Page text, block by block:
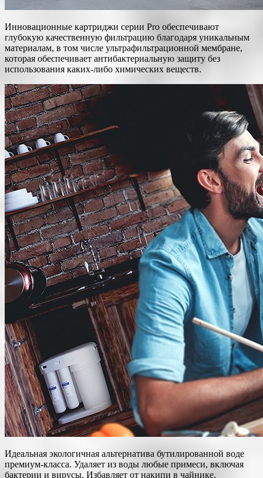
Инновационные картриджи серии Pro обеспечивают
глубокую качественную фильтрацию благодаря уникальным
материалам, в том числе ультрафильтрационной мембране,
которая обеспечивает антибактериальную защиту без
использования каких-либо химических веществ.
Идеальная экологичная альтернатива бутилированной воде
премиум-класса. Удаляет из воды любые примеси, включая
бактерии и вирусы. Избавляет от накипи в чайнике,